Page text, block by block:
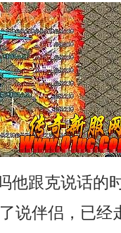
他跟克说话的
说伴侣，已经